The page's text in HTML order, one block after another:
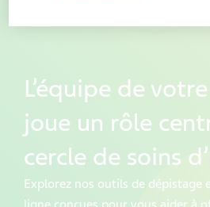
L’équipe de
joue un rôle
cercle de soins
Explorez nos outils de dépistage